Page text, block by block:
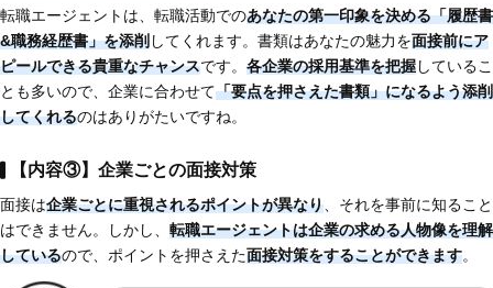
転職エージェントは、転職活動でのあなたの第一印象を決める「履歴書
&職務経歴書」を添削 してくれます。書類はあなたの魅力を面接前にア
ピールできる貴重なチャンスです。 各企業の採用基準を把握しているこ
とも多いので、企業に合わせて「要点を押さえた書類」になるよう添削
してくれるのはありがたいですね。
【内容③】企業ごとの面接対策
面接は企業ごとに重視されるポイントが異なり 、それを事前に知ること
はできません。しかし、 転職エージェントは企業の求める人物像を理解
しているので、ポイントを押さえた面接対策をすることができます。